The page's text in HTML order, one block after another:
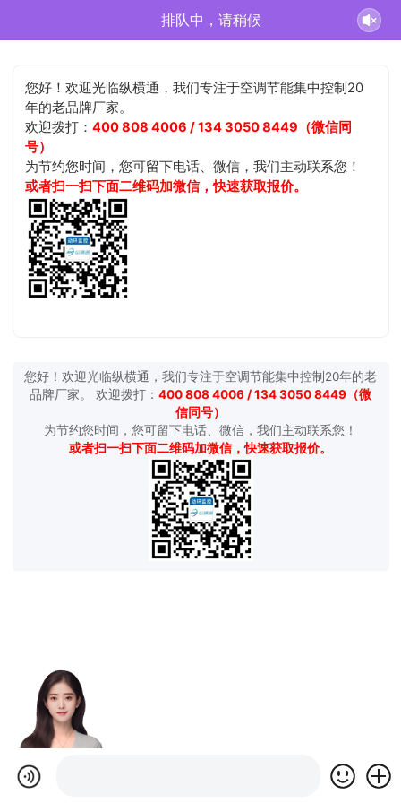
排队中，请稍候
您好！欢迎光临纵横通，我们专注于空调节能集中控制20
年的老品牌厂家。
欢迎拨打：400 808 4006 / 134 3050 8449（微信同
号）
为节约您时间，您可留下电话、微信，我们主动联系您！
或者扫一扫下面二维码加微信，快速获取报价。
您好！欢迎光临纵横通，我们专注于空调节能集中控制20年的老
品牌厂家。 欢迎拨打： 400 808 4006 / 134 3050 8449（微
信同号）
为节约您时间，您可留下电话、微信，我们主动联系您！
或者扫一扫下面二维码加微信，快速获取报价。